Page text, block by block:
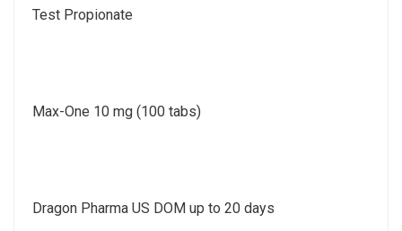
Test Propionate
Max-One 10 mg (100 tabs)
Dragon Pharma US DOM up to 20 days